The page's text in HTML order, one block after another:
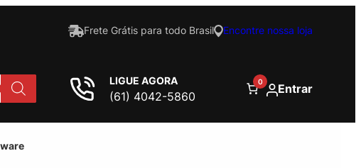
Frete Grátis para todo Brasil Encontre nossa loja
LIGUE AGORA
(61) 4042-5860
0 Entrar